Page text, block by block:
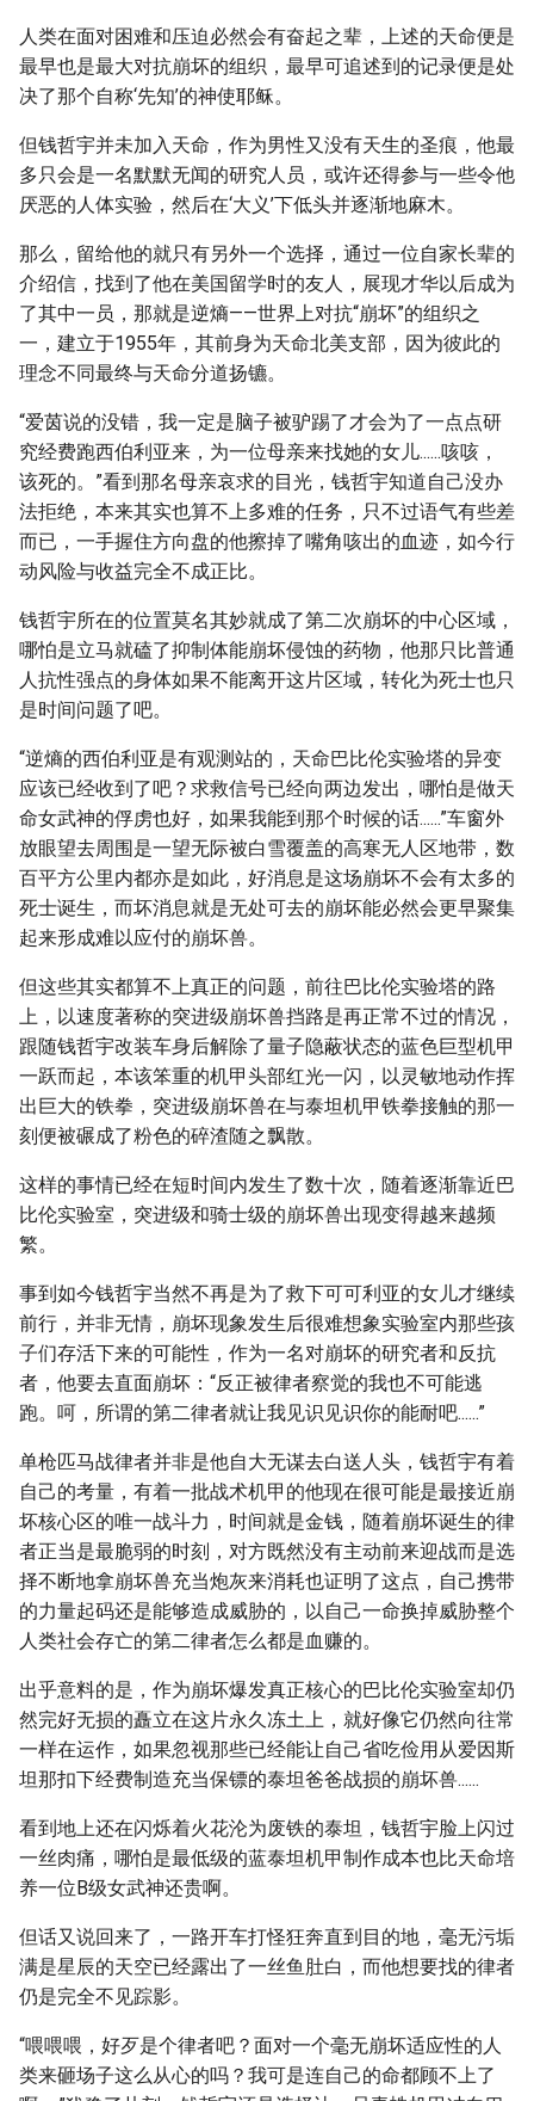
人类在面对困难和压迫必然会有奋起之辈，上述的天命便是
最早也是最大对抗崩坏的组织，最早可追述到的记录便是处
决了那个自称‘先知’的神使耶稣。
但钱哲宇并未加入天命，作为男性又没有天生的圣痕，他最
多只会是一名默默无闻的研究人员，或许还得参与一些令他
厌恶的人体实验，然后在‘大义’下低头并逐渐地麻木。
那么，留给他的就只有另外一个选择，通过一位自家长辈的
介绍信，找到了他在美国留学时的友人，展现才华以后成为
了其中一员，那就是逆熵——世界上对抗“崩坏”的组织之
一，建立于1955年，其前身为天命北美支部，因为彼此的
理念不同最终与天命分道扬镳。
“爱茵说的没错，我一定是脑子被驴踢了才会为了一点点研
究经费跑西伯利亚来，为一位母亲来找她的女儿......咳咳，
该死的。”看到那名母亲哀求的目光，钱哲宇知道自己没办
法拒绝，本来其实也算不上多难的任务，只不过语气有些差
而已，一手握住方向盘的他擦掉了嘴角咳出的血迹，如今行
动风险与收益完全不成正比。
钱哲宇所在的位置莫名其妙就成了第二次崩坏的中心区域，
哪怕是立马就磕了抑制体能崩坏侵蚀的药物，他那只比普通
人抗性强点的身体如果不能离开这片区域，转化为死士也只
是时间问题了吧。
“逆熵的西伯利亚是有观测站的，天命巴比伦实验塔的异变
应该已经收到了吧？求救信号已经向两边发出，哪怕是做天
命女武神的俘虏也好，如果我能到那个时候的话......”车窗外
放眼望去周围是一望无际被白雪覆盖的高寒无人区地带，数
百平方公里内都亦是如此，好消息是这场崩坏不会有太多的
死士诞生，而坏消息就是无处可去的崩坏能必然会更早聚集
起来形成难以应付的崩坏兽。
但这些其实都算不上真正的问题，前往巴比伦实验塔的路
上，以速度著称的突进级崩坏兽挡路是再正常不过的情况，
跟随钱哲宇改装车身后解除了量子隐蔽状态的蓝色巨型机甲
一跃而起，本该笨重的机甲头部红光一闪，以灵敏地动作挥
出巨大的铁拳，突进级崩坏兽在与泰坦机甲铁拳接触的那一
刻便被碾成了粉色的碎渣随之飘散。
这样的事情已经在短时间内发生了数十次，随着逐渐靠近巴
比伦实验室，突进级和骑士级的崩坏兽出现变得越来越频
繁。
事到如今钱哲宇当然不再是为了救下可可利亚的女儿才继续
前行，并非无情，崩坏现象发生后很难想象实验室内那些孩
子们存活下来的可能性，作为一名对崩坏的研究者和反抗
者，他要去直面崩坏：“反正被律者察觉的我也不可能逃
跑。呵，所谓的第二律者就让我见识见识你的能耐吧......”
单枪匹马战律者并非是他自大无谋去白送人头，钱哲宇有着
自己的考量，有着一批战术机甲的他现在很可能是最接近崩
坏核心区的唯一战斗力，时间就是金钱，随着崩坏诞生的律
者正当是最脆弱的时刻，对方既然没有主动前来迎战而是选
择不断地拿崩坏兽充当炮灰来消耗也证明了这点，自己携带
的力量起码还是能够造成威胁的，以自己一命换掉威胁整个
人类社会存亡的第二律者怎么都是血赚的。
出乎意料的是，作为崩坏爆发真正核心的巴比伦实验室却仍
然完好无损的矗立在这片永久冻土上，就好像它仍然向往常
一样在运作，如果忽视那些已经能让自己省吃俭用从爱因斯
坦那扣下经费制造充当保镖的泰坦爸爸战损的崩坏兽......
看到地上还在闪烁着火花沦为废铁的泰坦，钱哲宇脸上闪过
一丝肉痛，哪怕是最低级的蓝泰坦机甲制作成本也比天命培
养一位B级女武神还贵啊。
但话又说回来了，一路开车打怪狂奔直到目的地，毫无污垢
满是星辰的天空已经露出了一丝鱼肚白，而他想要找的律者
仍是完全不见踪影。
“喂喂喂，好歹是个律者吧？面对一个毫无崩坏适应性的人
类来砸场子这么从心的吗？我可是连自己的命都顾不上了